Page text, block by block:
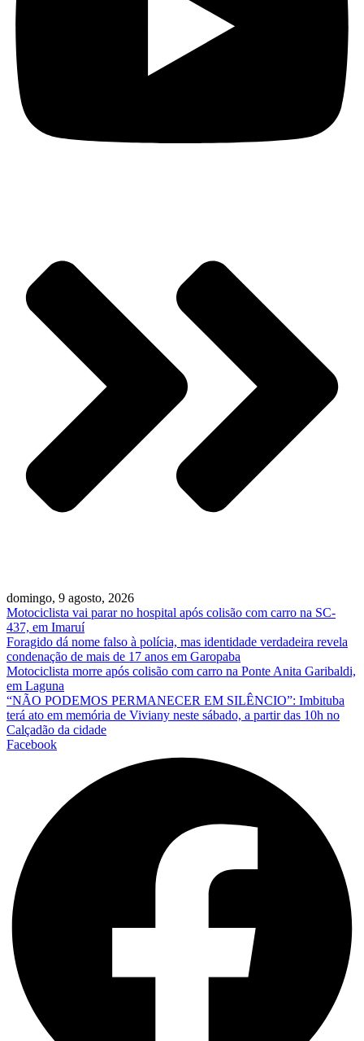
domingo, 9 agosto, 2026
Motociclista vai parar no hospital após colisão com carro na SC-
437, em Imaruí
Foragido dá nome falso à polícia, mas identidade verdadeira revela
condenação de mais de 17 anos em Garopaba
Motociclista morre após colisão com carro na Ponte Anita Garibaldi,
em Laguna
“NÃO PODEMOS PERMANECER EM SILÊNCIO”: Imbituba
terá ato em memória de Viviany neste sábado, a partir das 10h no
Calçadão da cidade
Facebook